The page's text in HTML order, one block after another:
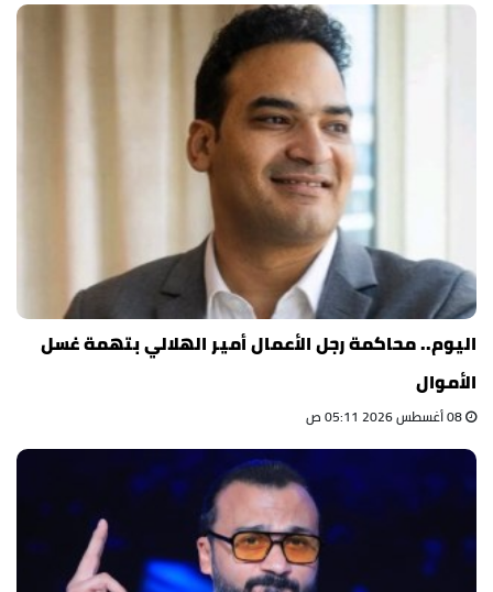
اليوم.. محاكمة رجل الأعمال أمير الهلالي بتهمة غسل
الأموال